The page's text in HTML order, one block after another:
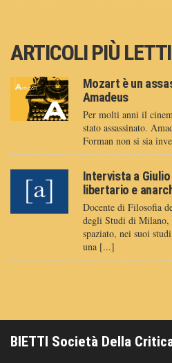
ARTICOLI PIÙ LETTI
Mozart è un
Amadeus
Per molti anni il
stato assassinato.
Forman non si sia
Intervista a
libertario e
Docente di Filosofia
degli Studi di Milano,
spaziato, nei suoi
una [...]
BIETTI Società Della